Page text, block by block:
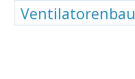
Ventilatorenbau